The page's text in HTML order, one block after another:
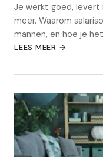
Je werkt goed, levert
meer. Waarom
mannen, en hoe je
LEES MEER →